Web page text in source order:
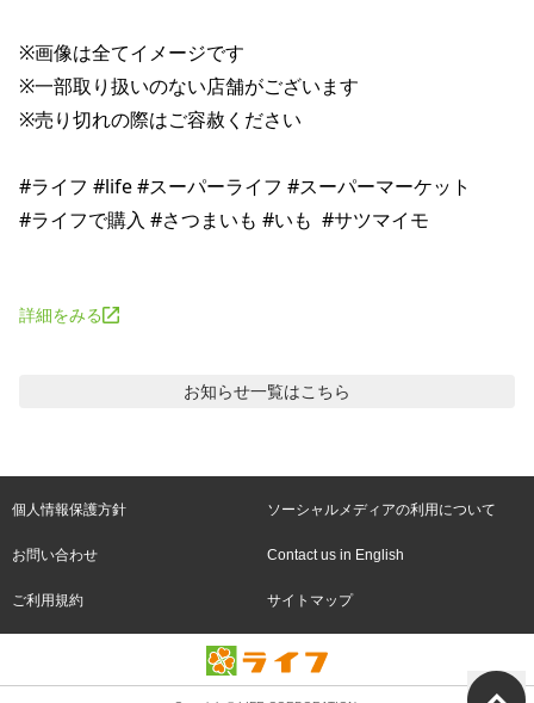
※画像は全てイメージです
※一部取り扱いのない店舗がございます
※売り切れの際はご容赦ください
#ライフ #life #スーパーライフ #スーパーマーケット
#ライフで購入 #さつまいも #いも  #サツマイモ
詳細をみる
お知らせ一覧はこちら
個人情報保護方針 ソーシャルメディアの利用について
お問い合わせ Contact us in English
ご利用規約 サイトマップ